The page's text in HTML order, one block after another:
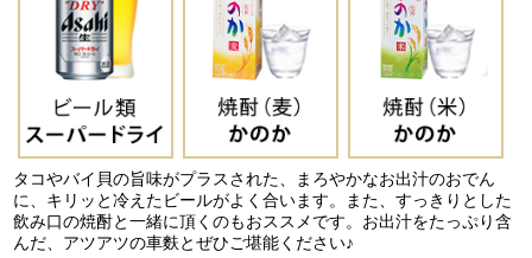
タコやバイ貝の旨味がプラスされた、まろやかなお出汁のおでん
に、キリッと冷えたビールがよく合います。また、すっきりとした
飲み口の焼酎と一緒に頂くのもおススメです。お出汁をたっぷり含
んだ、アツアツの車麩とぜひご堪能ください♪